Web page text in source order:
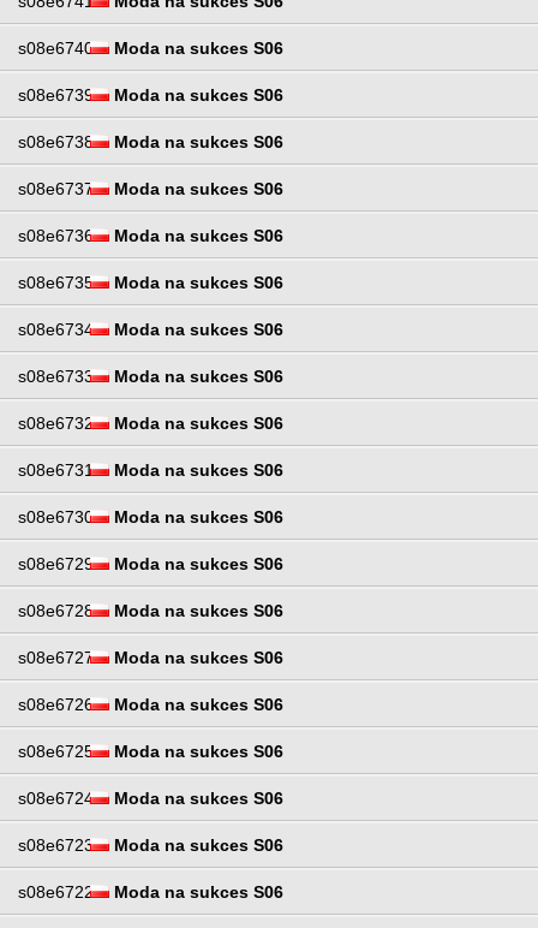
s08e6740 Moda na sukces S06
s08e6739 Moda na sukces S06
s08e6738 Moda na sukces S06
s08e6737 Moda na sukces S06
s08e6736 Moda na sukces S06
s08e6735 Moda na sukces S06
s08e6734 Moda na sukces S06
s08e6733 Moda na sukces S06
s08e6732 Moda na sukces S06
s08e6731 Moda na sukces S06
s08e6730 Moda na sukces S06
s08e6729 Moda na sukces S06
s08e6728 Moda na sukces S06
s08e6727 Moda na sukces S06
s08e6726 Moda na sukces S06
s08e6725 Moda na sukces S06
s08e6724 Moda na sukces S06
s08e6723 Moda na sukces S06
s08e6722 Moda na sukces S06